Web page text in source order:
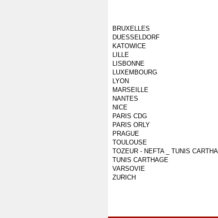
BRUXELLES
DUESSELDORF
KATOWICE
LILLE
LISBONNE
LUXEMBOURG
LYON
MARSEILLE
NANTES
NICE
PARIS CDG
PARIS ORLY
PRAGUE
TOULOUSE
TOZEUR - NEFTA _ TUNIS
TUNIS CARTHAGE
VARSOVIE
ZURICH